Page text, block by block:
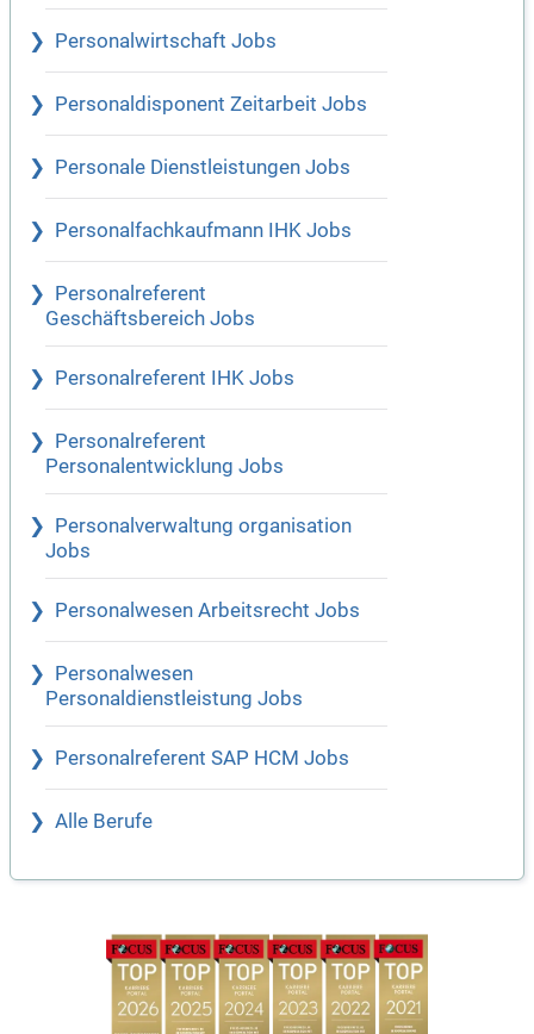
Personalwirtschaft Jobs
Personaldisponent Zeitarbeit Jobs
Personale Dienstleistungen Jobs
Personalfachkaufmann IHK Jobs
Personalreferent
Geschäftsbereich Jobs
Personalreferent IHK Jobs
Personalreferent
Personalentwicklung Jobs
Personalverwaltung organisation
Jobs
Personalwesen Arbeitsrecht Jobs
Personalwesen
Personaldienstleistung Jobs
Personalreferent SAP HCM Jobs
Alle Berufe